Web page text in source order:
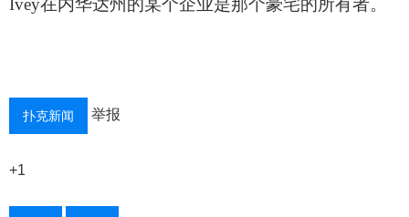
Ivey在内华达州的某个企业是那个豪宅的所有者。
扑克新闻 举报
+1